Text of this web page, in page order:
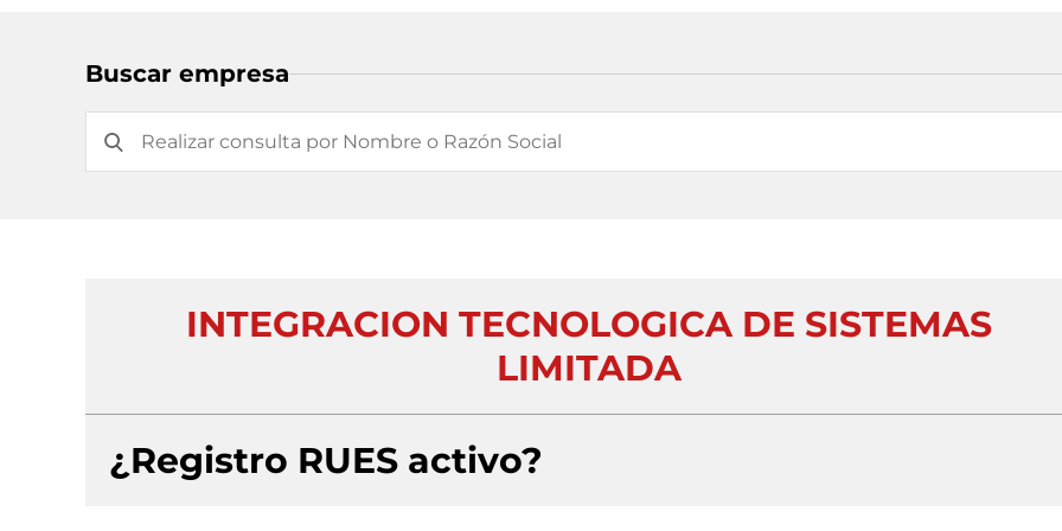
Buscar empresa
INTEGRACION TECNOLOGICA DE SISTEMAS
LIMITADA
¿Registro RUES activo?